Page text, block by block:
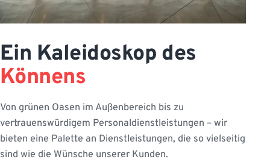
Ein Kaleidoskop des
Könnens
Von grünen Oasen im Außenbereich bis zu
vertrauenswürdigem Personaldienstleistungen – wir
bieten eine Palette an Dienstleistungen, die so vielseitig
sind wie die Wünsche unserer Kunden.